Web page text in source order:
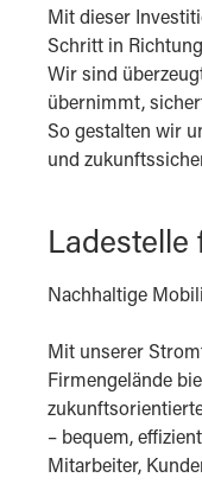
Mit dieser
Schritt in
Wir sind
übernimmt,
So gestalten wir
und
Ladestelle
Nachhaltige
Mit unserer
Firmengelände
– bequem,
Mitarbeiter,